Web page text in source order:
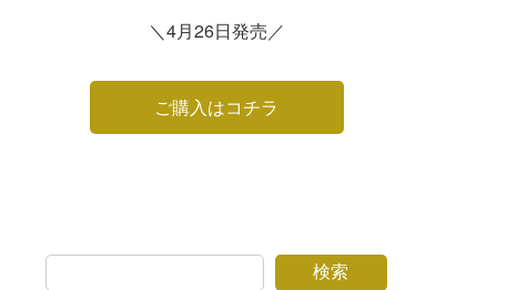
＼4月26日発売／
ご購入はコチラ
検索